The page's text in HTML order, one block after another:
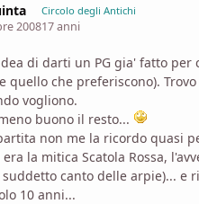
Circolo degli Antichi
200817 anni
di darti un PG gia' fatto
quello che preferiscono).
vogliono.
buono il resto...
non me la ricordo quasi
la mitica Scatola Rossa,
canto delle arpie)... e
10 anni...